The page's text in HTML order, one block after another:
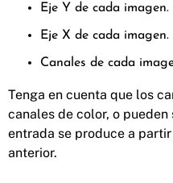
Eje Y de cada imagen.
Eje X de cada imagen.
Canales de cada
Tenga en cuenta que los
canales de color, o
entrada se produce a
anterior.